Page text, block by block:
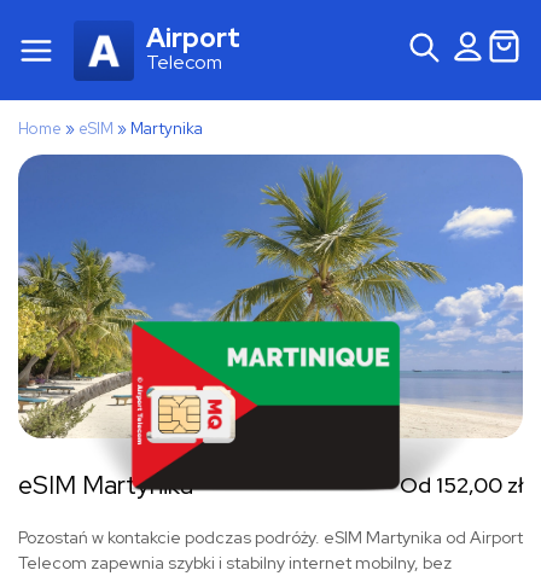
Airport
Telecom
Home » eSIM » Martynika
eSIM Martynika Od 152,00 zł
Pozostań w kontakcie podczas podróży. eSIM Martynika od Airport
Telecom zapewnia szybki i stabilny internet mobilny, bez